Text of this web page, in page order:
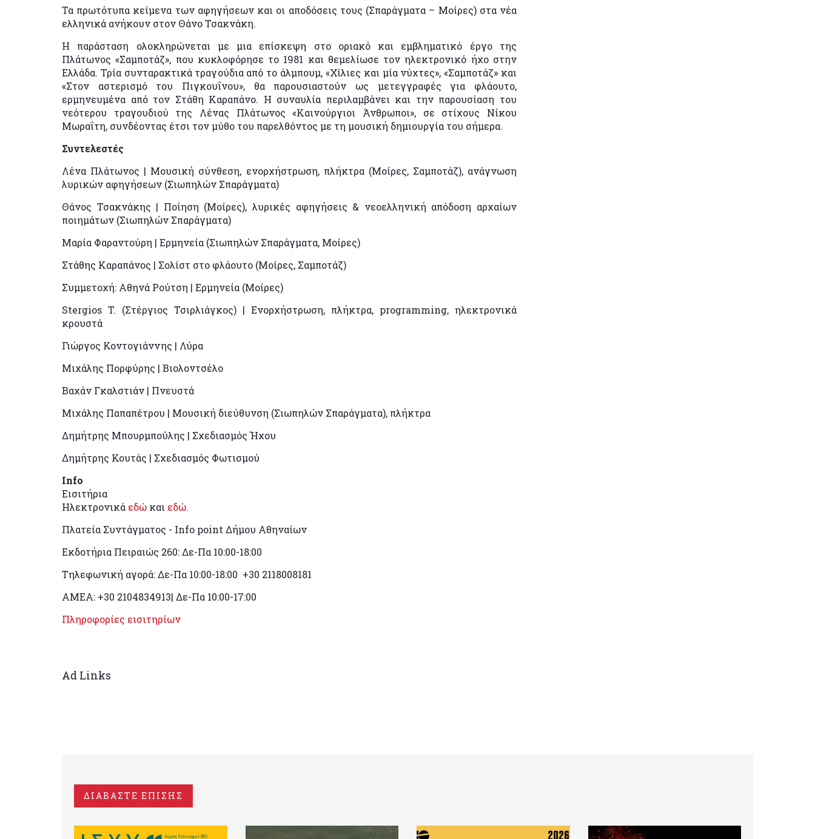
Τα πρωτότυπα κείμενα των αφηγήσεων και οι αποδόσεις τους (Σπαράγματα – Μοίρες) στα νέα
ελληνικά ανήκουν στον Θάνο Τσακνάκη.
Η παράσταση ολοκληρώνεται με μια επίσκεψη στο οριακό και εμβληματικό έργο της
Πλάτωνος «Σαμποτάζ», που κυκλοφόρησε το 1981 και θεμελίωσε τον ηλεκτρονικό ήχο στην
Ελλάδα. Τρία συνταρακτικά τραγούδια από το άλμπουμ, «Χίλιες και μία νύχτες», «Σαμποτάζ» και
«Στον αστερισμό του Πιγκουΐνου», θα παρουσιαστούν ως μετεγγραφές για φλάουτο,
ερμηνευμένα από τον Στάθη Καραπάνο. Η συναυλία περιλαμβάνει και την παρουσίαση του
νεότερου τραγουδιού της Λένας Πλάτωνος «Καινούργιοι Άνθρωποι», σε στίχους Νίκου
Μωραΐτη, συνδέοντας έτσι τον μύθο του παρελθόντος με τη μουσική δημιουργία του σήμερα.
Συντελεστές
Λένα Πλάτωνος | Μουσική σύνθεση, ενορχήστρωση, πλήκτρα (Μοίρες, Σαμποτάζ), ανάγνωση
λυρικών αφηγήσεων (Σιωπηλών Σπαράγματα)
Θάνος Τσακνάκης | Ποίηση (Μοίρες), λυρικές αφηγήσεις & νεοελληνική απόδοση αρχαίων
ποιημάτων (Σιωπηλών Σπαράγματα)
Μαρία Φαραντούρη | Ερμηνεία (Σιωπηλών Σπαράγματα, Μοίρες)
Στάθης Καραπάνος | Σολίστ στο φλάουτο (Μοίρες, Σαμποτάζ)
Συμμετοχή: Αθηνά Ρούτση | Ερμηνεία (Μοίρες)
Stergios T. (Στέργιος Τσιρλιάγκος) | Ενορχήστρωση, πλήκτρα, programming, ηλεκτρονικά
κρουστά
Γιώργος Κοντογιάννης | Λύρα
Μιχάλης Πορφύρης | Βιολοντσέλο
Βαχάν Γκαλστιάν | Πνευστά
Μιχάλης Παπαπέτρου | Μουσική διεύθυνση (Σιωπηλών Σπαράγματα), πλήκτρα
Δημήτρης Μπουρμπούλης | Σχεδιασμός Ήχου
Δημήτρης Κουτάς | Σχεδιασμός Φωτισμού
Info
Εισιτήρια
Ηλεκτρονικά εδώ και εδώ.
Πλατεία Συντάγματος - Ιnfo point Δήμου Αθηναίων
Εκδοτήρια Πειραιώς 260: Δε-Πα 10:00-18:00
Τηλεφωνική αγορά: Δε-Πα 10:00-18:00 +30 2118008181
ΑΜΕΑ: +30 2104834913| Δε-Πα 10:00-17:00
Πληροφορίες εισιτηρίων
Ad Links
ΔΙΑΒΑΣΤΕ ΕΠΙΣΗΣ